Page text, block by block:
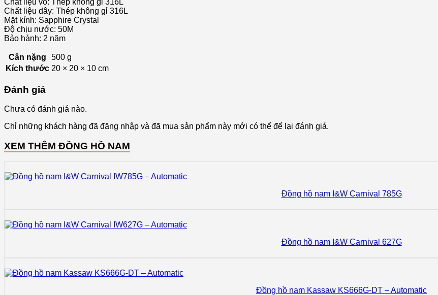
Chất liệu dây: Thép không gỉ 316L
Mặt kính: Sapphire Crystal
Độ chịu nước: 50M
Bảo hành: 2 năm
Cân nặng
500 g
Kích thước 20 × 20 × 10 cm
Đánh giá
Chưa có đánh giá nào.
Chỉ những khách hàng đã đăng nhập và đã mua sản phẩm này mới có thể để lại đánh giá.
XEM THÊM ĐỒNG HỒ NAM
Đồng hồ nam I&W Carnival 785G
Đồng hồ nam I&W Carnival 627G
Đồng hồ nam Kassaw KS666G-DT – Automatic